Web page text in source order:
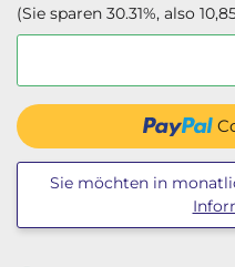
(Sie sparen 30.31%, also
Sie möchten in